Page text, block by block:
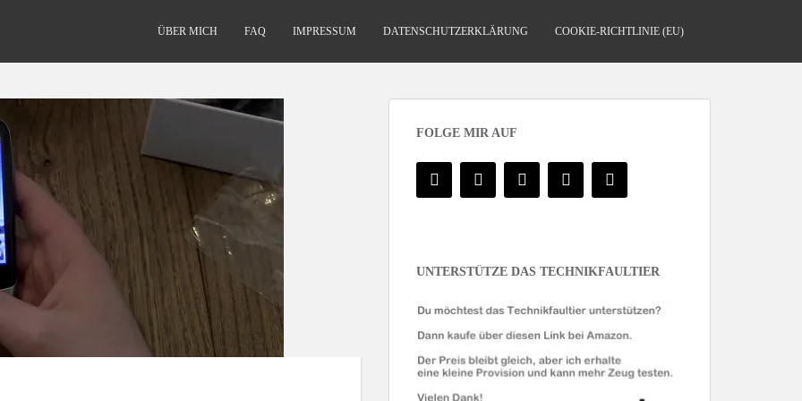
ÜBER MICH FAQ IMPRESSUM DATENSCHUTZERKLÄRUNG COOKIE-RICHTLINIE (EU)
FOLGE MIR AUF
UNTERSTÜTZE DAS TECHNIKFAULTIER